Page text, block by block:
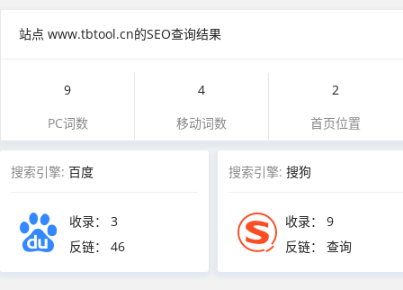
站点 www.tbtool.cn的SEO查询结果
9 4
2
PC词数
移动词数 首页位置
搜索引擎: 百度
收录： 3
反链： 46
搜索引擎: 搜狗
收录： 9
反链： 查询